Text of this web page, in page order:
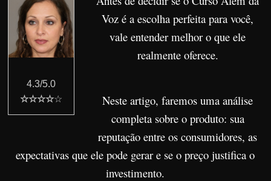
u
4.3/5.0
☆☆☆☆☆
Voz é a escolha perfeita para você,
vale entender melhor o que ele
realmente oferece.
Neste artigo, faremos uma análise
completa sobre o produto: sua
reputação entre os consumidores, as
expectativas que ele pode gerar e se o preço justifica o
investimento.